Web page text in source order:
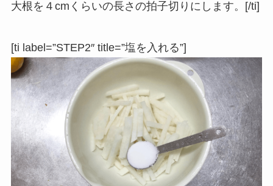
大根を４cmくらいの長さの拍子切りにします。[/ti]
[ti label=”STEP2″ title=”塩を入れる”]